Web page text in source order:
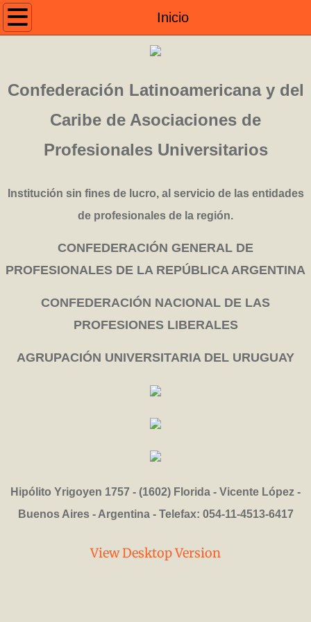
Inicio
Inicio
Objetivos
Autoridades
Contacto
Confederación Latinoamericana y del
Caribe de Asociaciones de
Profesionales Universitarios
Institución sin fines de lucro, al servicio de las entidades
de profesionales de la región.
CONFEDERACIÓN GENERAL DE
PROFESIONALES DE LA REPÚBLICA ARGENTINA
CONFEDERACIÓN NACIONAL DE LAS
PROFESIONES LIBERALES
AGRUPACIÓN UNIVERSITARIA DEL URUGUAY
Hipólito Yrigoyen 1757 - (1602) Florida - Vicente López -
Buenos Aires - Argentina - Telefax: 054-11-4513-6417
View Desktop Version